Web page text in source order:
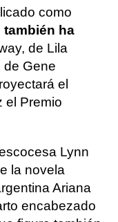
como
ha
de Lila
de Gene
el
el Premio
Lynn
la novela
Ariana
encabezado